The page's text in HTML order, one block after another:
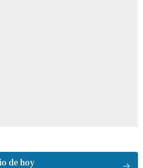
de hoy